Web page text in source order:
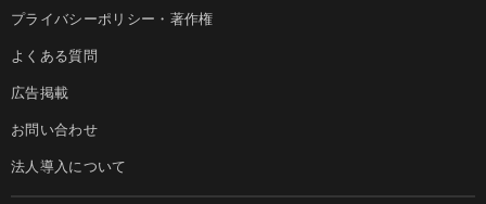
プライバシーポリシー・著作権
よくある質問
広告掲載
お問い合わせ
法人導入について